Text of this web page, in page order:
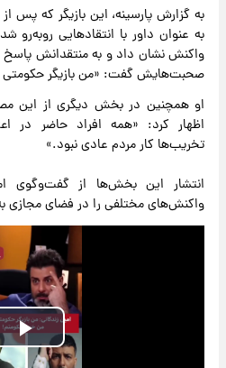
به گزارش پارسینه، این بازیگر که پس
به عنوان داور با انتقادهایی روبه‌رو
واکنش نشان داد و به منتقدانش پاسخ
صحبت‌هایش گفت: «من بازیگر حکومتی
او همچنین در بخش دیگری از این
اظهار کرد: «همه افراد حاضر در
تخریب‌ها کار مردم عادی نبود.»
انتشار این بخش‌ها از گفت‌وگوی
واکنش‌های مختلفی را در فضای مجازی